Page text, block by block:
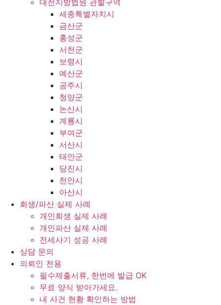
대전지방법원 관할구역
세종특별자치시
금산군
홍성군
서천군
보령시
예산군
공주시
청양군
논산시
계룡시
부여군
서산시
태안군
당진시
천안시
아산시
회생/파산 실제 사례
개인회생 실제 사례
개인파산 실제 사례
전세사기 성공 사례
상담 문의
의뢰인 전용
필수제출서류, 한번에 발급 OK
무료 양식 받아가세요.
내 사건 현황 확인하는 방법